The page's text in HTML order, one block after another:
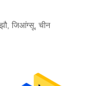
जिआंग्सू, चीन